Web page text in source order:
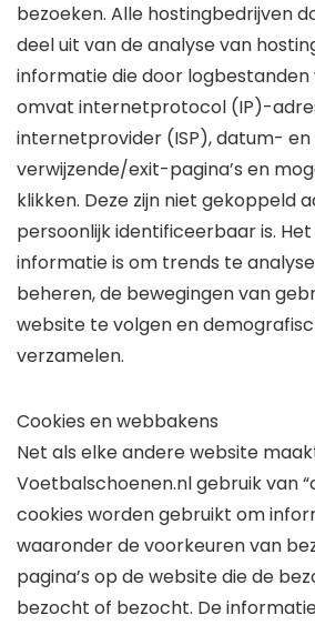
bezoeken. Alle hostingbedrijven
deel uit van de analyse van
informatie die door
omvat internetprotocol (IP)-
internetprovider (ISP), datum-
verwijzende/exit-pagina’s en
klikken. Deze zijn niet gekoppeld
persoonlijk identificeerbaar is.
informatie is om trends te
beheren, de bewegingen van
website te volgen en
verzamelen.
Cookies en webbakens
Net als elke andere website
Voetbalschoenen.nl gebruik van
cookies worden gebruikt om
waaronder de voorkeuren van
pagina’s op de website die de
bezocht of bezocht. De